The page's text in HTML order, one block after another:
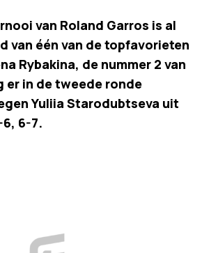
van Roland Garros is al
van één van de topfavorieten
Rybakina, de nummer 2 van
er in de tweede ronde
Yuliia Starodubtseva uit
6-7.